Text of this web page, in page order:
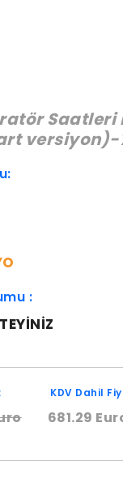
Saatleri
versiyon)-
:
KDV Dahil
681.29